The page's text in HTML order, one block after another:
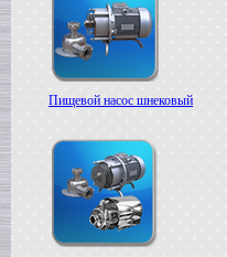
Жиротопка
в г. Волгоград
Варочный котел
в г. Смоленск
Вакуумная емкость
Вакуумный миксер-гомогенизатор
Варочный котел
в г. Клин
Сироповарочный котел
в г. Видное
Пищевой насос шнековый